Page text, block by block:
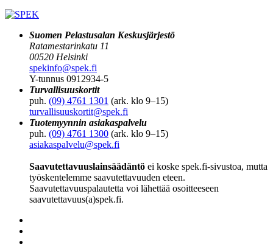
Suomen Pelastusalan Keskusjärjestö
Ratamestarinkatu 11
00520 Helsinki
spekinfo@spek.fi
Y-tunnus 0912934-5
Turvallisuuskortit
puh. (09) 4761 1301 (ark. klo 9–15)
turvallisuuskortit@spek.fi
Tuotemyynnin asiakaspalvelu
puh. (09) 4761 1300 (ark. klo 9–15)
asiakaspalvelu@spek.fi
Saavutettavuuslainsäädäntö ei koske spek.fi-sivustoa, mutta
työskentelemme saavutettavuuden eteen.
Saavutettavuuspalautetta voi lähettää osoitteeseen
saavutettavuus(a)spek.fi.